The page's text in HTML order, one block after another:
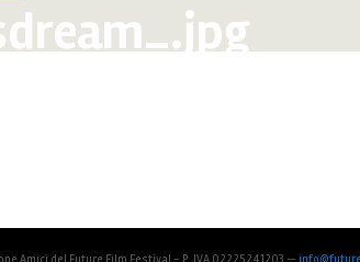
Amici del Future Film Festival - P. IVA 02225241203 —